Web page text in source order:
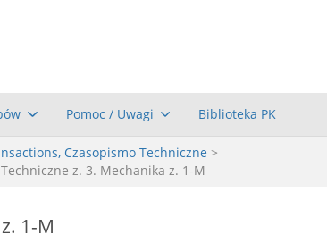
Pomoc / Uwagi Biblioteka PK
Czasopismo Techniczne >
z. 3. Mechanika z. 1-M
1-M